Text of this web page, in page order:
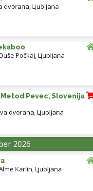
dvorana,Ljubljana
Počkaj,Ljubljana
Pevec, Slovenija
dvorana,Ljubljana
2026
Karlin,Ljubljana